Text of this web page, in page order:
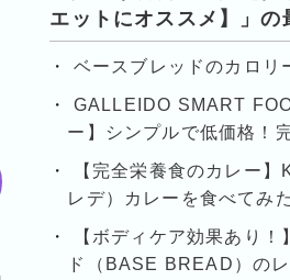
エットにオススメ】」の
ベースブレッドのカロリ
GALLEIDO SMART
ー】シンプルで低価格！
【完全栄養食のカレー】
レデ）カレーを食べてみた
【ボディケア効果あり！
ド（BASE BREAD）の